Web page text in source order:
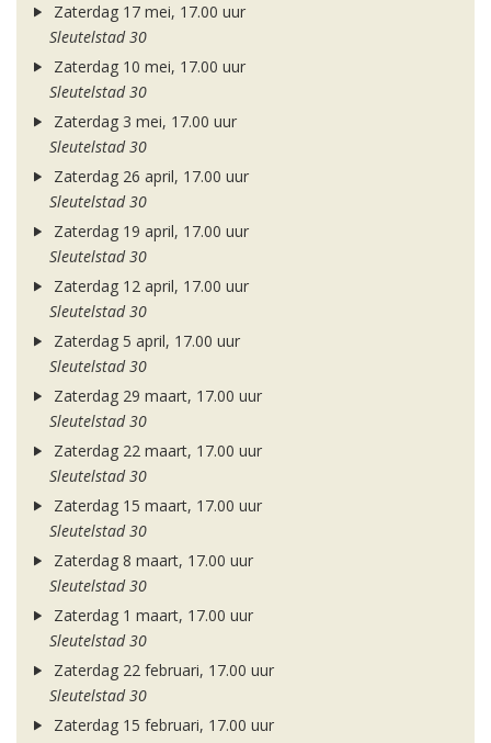
Zaterdag 17 mei, 17.00 uur
Sleutelstad 30
Zaterdag 10 mei, 17.00 uur
Sleutelstad 30
Zaterdag 3 mei, 17.00 uur
Sleutelstad 30
Zaterdag 26 april, 17.00 uur
Sleutelstad 30
Zaterdag 19 april, 17.00 uur
Sleutelstad 30
Zaterdag 12 april, 17.00 uur
Sleutelstad 30
Zaterdag 5 april, 17.00 uur
Sleutelstad 30
Zaterdag 29 maart, 17.00 uur
Sleutelstad 30
Zaterdag 22 maart, 17.00 uur
Sleutelstad 30
Zaterdag 15 maart, 17.00 uur
Sleutelstad 30
Zaterdag 8 maart, 17.00 uur
Sleutelstad 30
Zaterdag 1 maart, 17.00 uur
Sleutelstad 30
Zaterdag 22 februari, 17.00 uur
Sleutelstad 30
Zaterdag 15 februari, 17.00 uur